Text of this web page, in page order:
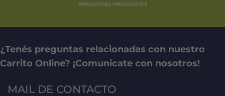
PREGUNTAS FRECUENTES
¿Tenés preguntas relacionadas con nuestro
Carrito Online? ¡Comunicate con nosotros!
MAIL DE CONTACTO